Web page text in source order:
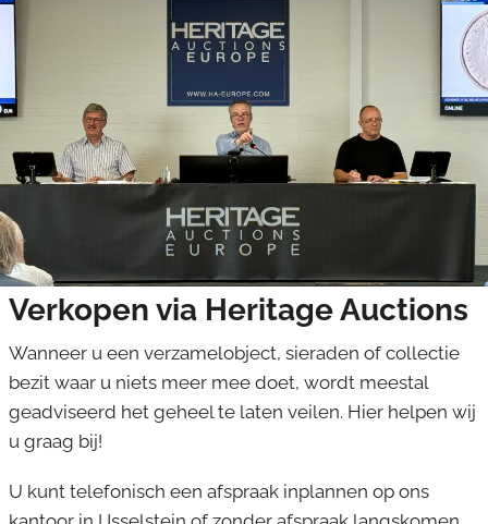
AGENDA
TAXATIES
Zilver
Munten
Bankbiljetten
Kunst & curiosa
Sieraden & juwelen
Militaria
Postzegels
Ansichtkaarten
NIEUWS
OVER ONS
CONTACT
NGC
Verkopen via Heritage Auctions
Wanneer u een verzamelobject, sieraden of collectie
bezit waar u niets meer mee doet, wordt meestal
geadviseerd het geheel te laten veilen. Hier helpen wij
u graag bij!
U kunt telefonisch een afspraak inplannen op ons